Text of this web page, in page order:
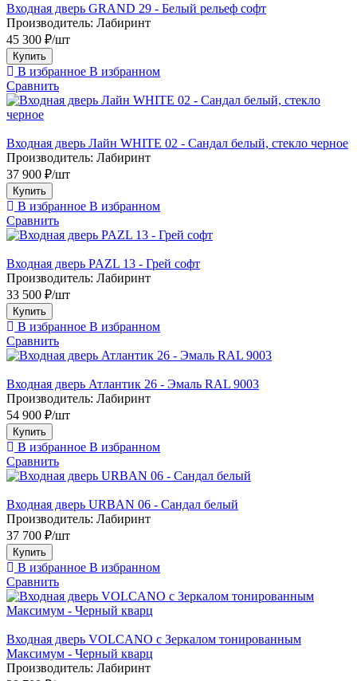
Входная дверь GRAND 29 - Белый рельеф софт
Производитель: Лабиринт
45 300 ₽/шт
Купить
В избранное В избранном
Сравнить
Входная дверь Лайн WHITE 02 - Сандал белый, стекло черное
Производитель: Лабиринт
37 900 ₽/шт
Купить
В избранное В избранном
Сравнить
Входная дверь PAZL 13 - Грей софт
Производитель: Лабиринт
33 500 ₽/шт
Купить
В избранное В избранном
Сравнить
Входная дверь Атлантик 26 - Эмаль RAL 9003
Производитель: Лабиринт
54 900 ₽/шт
Купить
В избранное В избранном
Сравнить
Входная дверь URBAN 06 - Сандал белый
Производитель: Лабиринт
37 700 ₽/шт
Купить
В избранное В избранном
Сравнить
Входная дверь VOLCANO с Зеркалом тонированным
Максимум - Черный кварц
Производитель: Лабиринт